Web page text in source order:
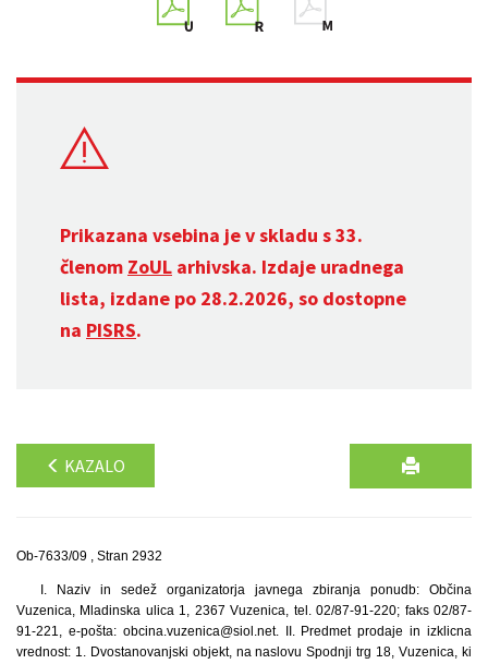
Prikazana vsebina je v skladu s 33.
členom ZoUL arhivska. Izdaje uradnega
lista, izdane po 28.2.2026, so dostopne
na PISRS.
KAZALO
Ob-7633/09 , Stran 2932
I. Naziv in sedež organizatorja javnega zbiranja ponudb: Občina
Vuzenica, Mladinska ulica 1, 2367 Vuzenica, tel. 02/87-91-220; faks 02/87-
91-221, e-pošta: obcina.vuzenica@siol.net. II. Predmet prodaje in izklicna
vrednost: 1. Dvostanovanjski objekt, na naslovu Spodnji trg 18, Vuzenica, ki